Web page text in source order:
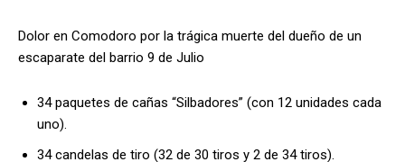
Dolor en Comodoro por la trágica muerte del dueño de un
escaparate del barrio 9 de Julio
34 paquetes de cañas “Silbadores” (con 12 unidades cada
uno).
34 candelas de tiro (32 de 30 tiros y 2 de 34 tiros).